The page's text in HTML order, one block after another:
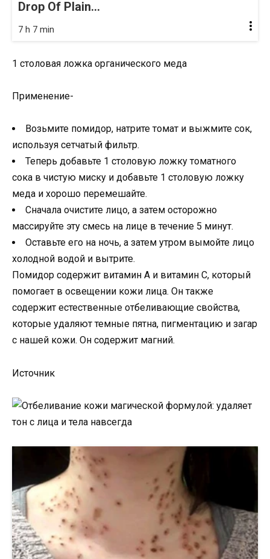
Drop Of Plain...
7 h 7 min
1 столовая ложка органического меда
Применение-
Возьмите помидор, натрите томат и выжмите сок,
используя сетчатый фильтр.
Теперь добавьте 1 столовую ложку томатного
сока в чистую миску и добавьте 1 столовую ложку
меда и хорошо перемешайте.
Сначала очистите лицо, а затем осторожно
массируйте эту смесь на лице в течение 5 минут.
Оставьте его на ночь, а затем утром вымойте лицо
холодной водой и вытрите.
Помидор содержит витамин А и витамин С, который
помогает в освещении кожи лица. Он также
содержит естественные отбеливающие свойства,
которые удаляют темные пятна, пигментацию и загар
с нашей кожи. Он содержит магний.
Источник